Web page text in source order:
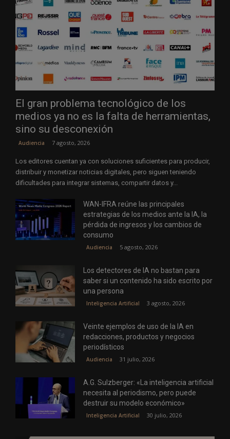
El gran problema tecnológico de los
medios ya no es la falta de herramientas,
sino su desconexión
Audiencia 7 agosto, 2026
Los editores cuentan ya con soluciones suficientes para producir,
distribuir y monetizar noticias digitales, pero siguen teniendo
dificultades para integrar sistemas, compartir datos y...
WAN-IFRA reúne las principales
estrategias de los medios ante la IA, la
pérdida de ingresos y los cambios de
consumo
Audiencia 5 agosto, 2026
Los detectores de IA no bastan para
saber si un contenido ha sido escrito por
una persona
Inteligencia Artificial 3 agosto, 2026
Veinte ejemplos de uso de la IA en
redacciones, productos y negocios
periodísticos
Audiencia 31 julio, 2026
A.G. Sulzberger: «La inteligencia artificial
necesita al periodismo, pero puede
destruir su modelo económico»
Inteligencia Artificial 30 julio, 2026